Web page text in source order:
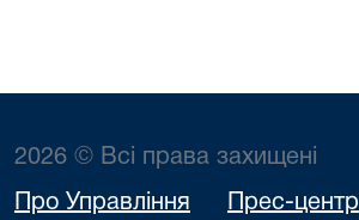
2026 © Всі права захищені
Про Управління Прес-центр